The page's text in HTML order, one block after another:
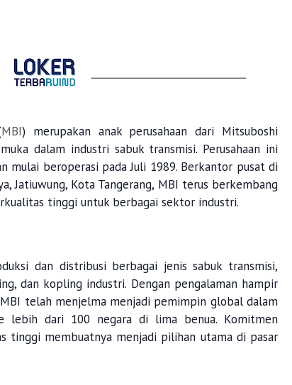
MBI) merupakan anak perusahaan dari Mitsuboshi
dalam industri sabuk transmisi. Perusahaan ini
mulai beroperasi pada Juli 1989. Berkantor pusat di
Jatiuwung, Kota Tangerang, MBI terus berkembang
tinggi untuk berbagai sektor industri.
dan distribusi berbagai jenis sabuk transmisi,
dan kopling industri. Dengan pengalaman hampir
telah menjelma menjadi pemimpin global dalam
lebih dari 100 negara di lima benua. Komitmen
tinggi membuatnya menjadi pilihan utama di pasar